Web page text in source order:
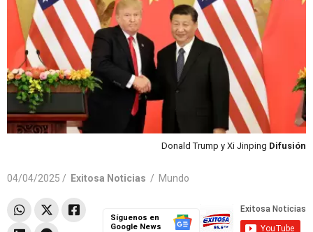
Donald Trump y Xi Jinping Difusión
04/04/2025 / Exitosa Noticias / Mundo
Síguenos en
Google News